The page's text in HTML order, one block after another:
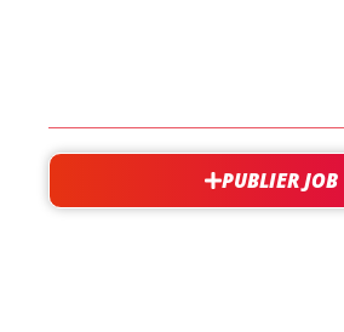
PUBLIER JOB